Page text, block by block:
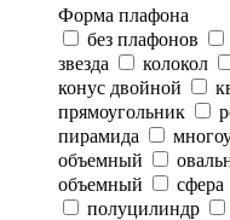
Форма плафона
без плафонов
звезда
колокол
конус двойной
прямоугольник
пирамида
объемный
объемный
сфера
полуцилиндр